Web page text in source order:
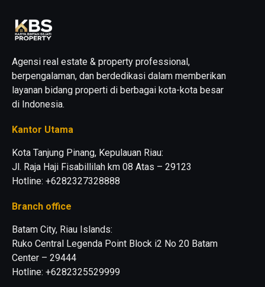
Agensi real estate & property professional,
berpengalaman, dan berdedikasi dalam memberikan
layanan bidang properti di berbagai kota-kota besar
di Indonesia.
Kantor Utama
Kota Tanjung Pinang, Kepulauan Riau:
Jl. Raja Haji Fisabillilah km 08 Atas – 29123
Hotline: +6282327328888
Branch office
Batam City, Riau Islands:
Ruko Central Legenda Point Block i2 No 20 Batam
Center – 29444
Hotline: +6282325529999